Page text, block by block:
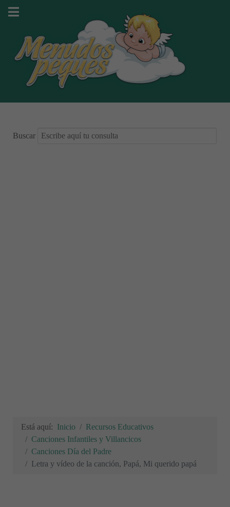
Buscar
Está aquí: Inicio
Recursos Educativos
Canciones Infantiles y Villancicos
Canciones Día del Padre
Letra y vídeo de la canción, Papá, Mi querido papá